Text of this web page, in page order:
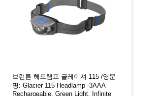
브런튼 헤드램프 글레이셔 115 /영문
명: Glacier 115 Headlamp -3AAA
Rechargeable, Green Light, Infinite